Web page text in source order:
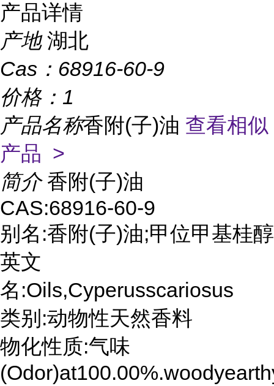
产品详情
产地 湖北
Cas： 68916-60-9
价格： 1
产品名称香附(子)油 查看相似
产品 >
简介 香附(子)油
CAS:68916-60-9
别名:香附(子)油;甲位甲基桂醇
英文
名:Oils,Cyperusscariosus
类别:动物性天然香料
物化性质:气味